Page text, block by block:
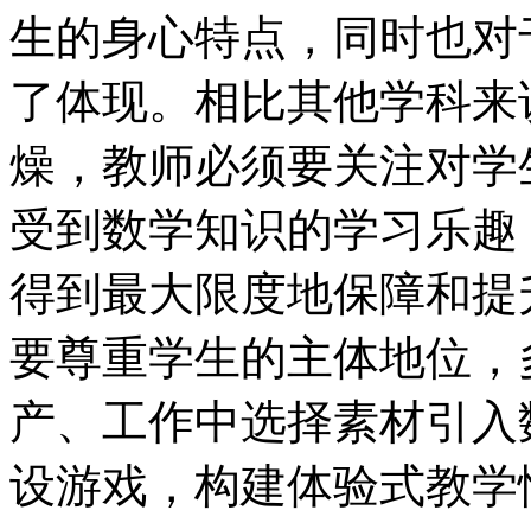
生的身心特点，同时也
了体现。相比其他学科
燥，教师必须要关注对
受到数学知识的学习乐
得到最大限度地保障和
要尊重学生的主体地位
产、工作中选择素材引
设游戏，构建体验式教